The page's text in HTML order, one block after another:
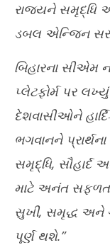
રાજ્યને સમૃદ્ધિ
ડબલ એન્જિન
બિહારના સીએમ
પ્લેટફોર્મ પર
દેશવાસીઓને
ભગવાનને
સમૃદ્ધિ, સૌહાર્દ
માટે અનંત
સુખી, સમૃદ્ધ અને
પૂર્ણ થશે.”